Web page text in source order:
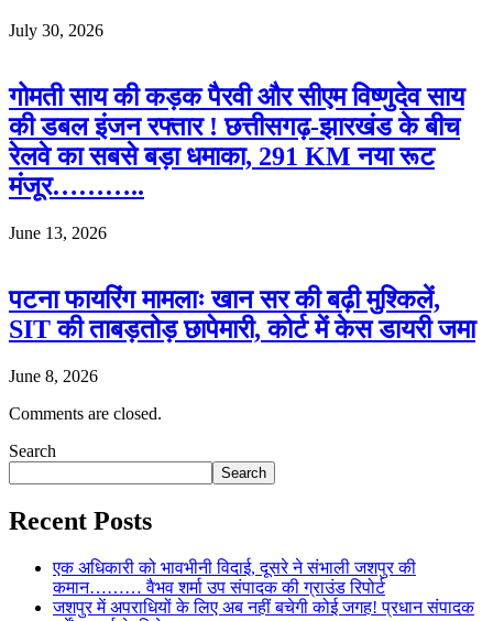
July 30, 2026
गोमती साय की कड़क पैरवी और सीएम विष्णुदेव साय
की डबल इंजन रफ्तार ! छत्तीसगढ़-झारखंड के बीच
रेलवे का सबसे बड़ा धमाका, 291 KM नया रूट
मंजूर………..
June 13, 2026
पटना फायरिंग मामलाः खान सर की बढ़ी मुश्किलें,
SIT की ताबड़तोड़ छापेमारी, कोर्ट में केस डायरी जमा
June 8, 2026
Comments are closed.
Search
Search
Recent Posts
एक अधिकारी को भावभीनी विदाई, दूसरे ने संभाली जशपुर की
कमान……… वैभव शर्मा उप संपादक की ग्राउंड रिपोर्ट
जशपुर में अपराधियों के लिए अब नहीं बचेगी कोई जगह! प्रधान संपादक